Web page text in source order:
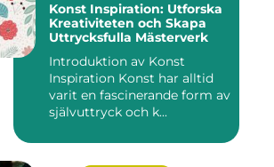
Konst Inspiration: Utforska
Kreativiteten och Skapa
Uttrycksfulla Mästerverk
Introduktion av Konst
Inspiration Konst har alltid
varit en fascinerande form av
självuttryck och k...